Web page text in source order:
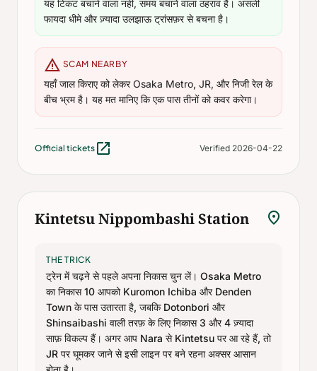
यह टिकट बचाने वाला नहीं, समय बचाने वाला ठहराव है। असली
फायदा धीमे और ज़्यादा उलझाऊ ट्रांसफ़र से बचना है।
warning SCAM NEARBY
यहाँ जाल किराए को लेकर Osaka Metro, JR, और निजी रेल के
बीच भ्रम है। यह मत मानिए कि एक पास तीनों को कवर करेगा।
Official tickets open_in_new Verified 2026-04-22
Kintetsu Nippombashi Station location_on
THE TRICK
ट्रेन में चढ़ने से पहले अपना निकास चुन लें। Osaka Metro
का निकास 10 आपको Kuromon Ichiba और Denden
Town के पास उतारता है, जबकि Dotonbori और
Shinsaibashi वाली तरफ़ के लिए निकास 3 और 4 ज़्यादा
साफ़ विकल्प हैं। अगर आप Nara से Kintetsu पर आ रहे हैं, तो
JR पर घूमकर जाने से इसी लाइन पर बने रहना अक्सर आसान